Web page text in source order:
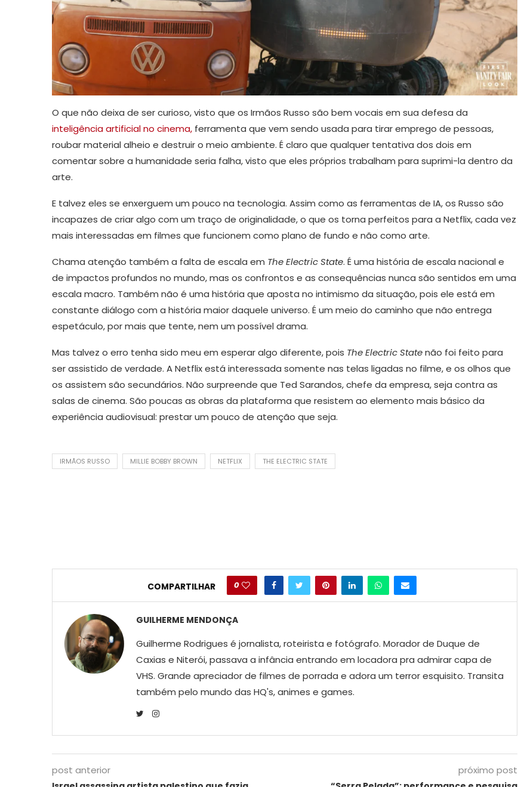
O que não deixa de ser curioso, visto que os Irmãos Russo são bem vocais em sua defesa da
inteligência artificial no cinema, ferramenta que vem sendo usada para tirar emprego de pessoas,
roubar material alheio e destruir o meio ambiente. É claro que qualquer tentativa dos dois em
comentar sobre a humanidade seria falha, visto que eles próprios trabalham para suprimi-la dentro da
arte.
E talvez eles se enxerguem um pouco na tecnologia. Assim como as ferramentas de IA, os Russo são
incapazes de criar algo com um traço de originalidade, o que os torna perfeitos para a Netflix, cada vez
mais interessadas em filmes que funcionem como plano de fundo e não como arte.
Chama atenção também a falta de escala em The Electric State. É uma história de escala nacional e
de impactos profundos no mundo, mas os confrontos e as consequências nunca são sentidos em uma
escala macro. Também não é uma história que aposta no intimismo da situação, pois ele está em
constante diálogo com a história maior daquele universo. É um meio do caminho que não entrega
espetáculo, por mais que tente, nem um possível drama.
Mas talvez o erro tenha sido meu em esperar algo diferente, pois The Electric Statenão foi feito para
ser assistido de verdade. A Netflix está interessada somente nas telas ligadas no filme, e os olhos que
os assistem são secundários. Não surpreende que Ted Sarandos, chefe da empresa, seja contra as
salas de cinema. São poucas as obras da plataforma que resistem ao elemento mais básico da
experiência audiovisual: prestar um pouco de atenção que seja.
IRMÃOS RUSSO MILLIE BOBBY BROWN NETFLIX THE ELECTRIC STATE
COMPARTILHAR 0
GUILHERME MENDONÇA
Guilherme Rodrigues é jornalista, roteirista e fotógrafo. Morador de Duque de
Caxias e Niterói, passava a infância entrando em locadora pra admirar capa de
VHS. Grande apreciador de filmes de porrada e adora um terror esquisito. Transita
também pelo mundo das HQ's, animes e games.
post anterior próximo post